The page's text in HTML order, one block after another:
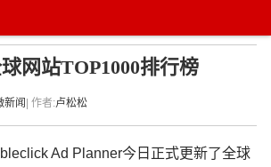
网站TOP1000排行榜
新闻 | 作者:卢松松
Ad Planner今日正式更新了全球